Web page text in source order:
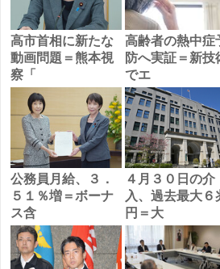
高市首相に新たな
動画問題＝熊本視
察「
高齢者の熱中症
防へ実証＝新技
でエ
公務員月給、３．
５１％増＝ボーナ
ス含
４月３０日の介
入、過去最大６
円＝大